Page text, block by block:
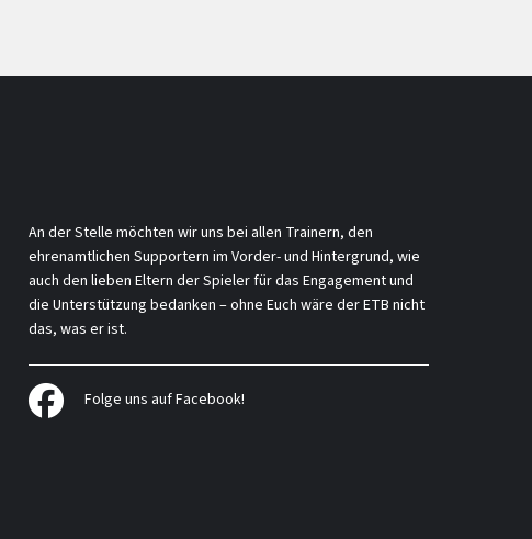
An der Stelle möchten wir uns bei allen Trainern, den
ehrenamtlichen Supportern im Vorder- und Hintergrund, wie
auch den lieben Eltern der Spieler für das Engagement und
die Unterstützung bedanken – ohne Euch wäre der ETB nicht
das, was er ist.
Folge uns auf Facebook!